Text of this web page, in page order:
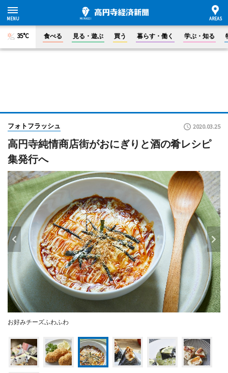
35°C 食べる 見る・遊ぶ 買う 暮らす・働く 学ぶ・知る
フォトフラッシュ 2020.03.25
高円寺純情商店街がおにぎりと酒の肴レシピ
集発行へ
お好みチーズふわふわ